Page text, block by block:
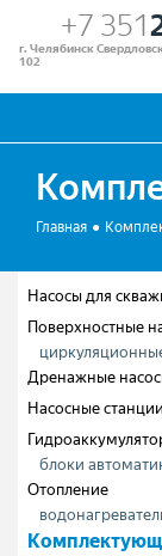
+7 351
г. Челябинск
102
Главная
Насосы для
Поверхностные
Дренажные
Насосные станции
блоки
Отопление